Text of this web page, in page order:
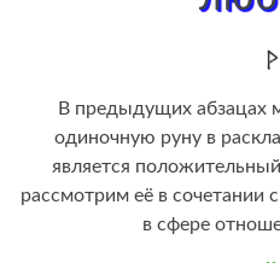
В предыдущих абзацах
одиночную руну в
является
рассмотрим её в сочетании
в сфере